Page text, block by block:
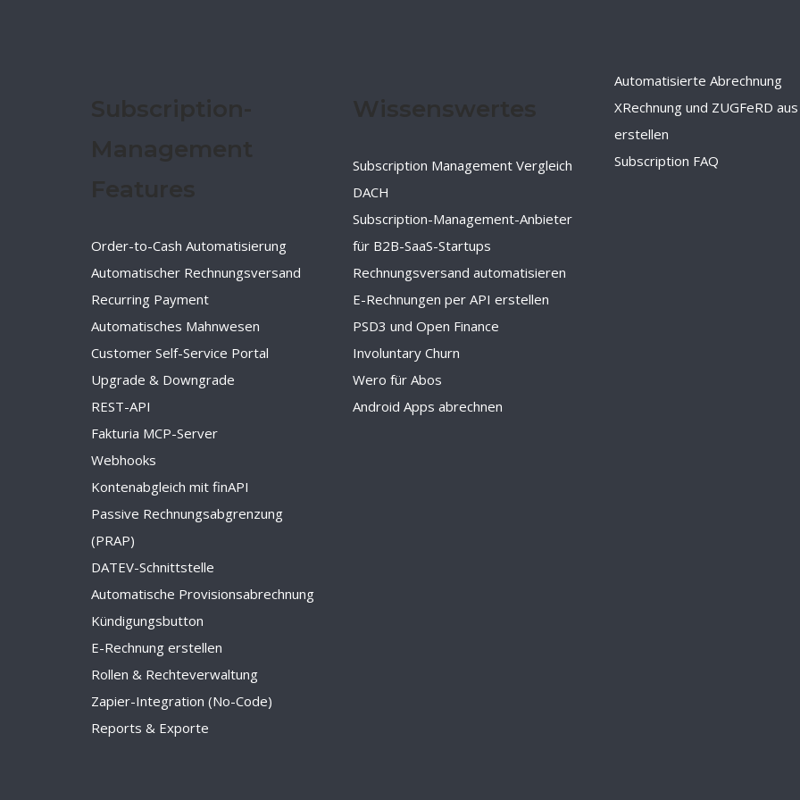
Order-to-Cash Automatisierung
Automatischer Rechnungsversand
Recurring Payment
Automatisches Mahnwesen
Customer Self-Service Portal
Upgrade & Downgrade
REST-API
Fakturia MCP-Server
Webhooks
Kontenabgleich mit finAPI
Passive Rechnungsabgrenzung
(PRAP)
DATEV-Schnittstelle
Automatische Provisionsabrechnung
Kündigungsbutton
E-Rechnung erstellen
Rollen & Rechteverwaltung
Zapier-Integration (No-Code)
Reports & Exporte
Subscription Management Vergleich
DACH
Subscription-Management-Anbieter
für B2B-SaaS-Startups
Rechnungsversand automatisieren
E-Rechnungen per API erstellen
PSD3 und Open Finance
Involuntary Churn
Wero für Abos
Android Apps abrechnen
Automatisierte Abrechnung
XRechnung und ZUGFeRD
erstellen
Subscription FAQ